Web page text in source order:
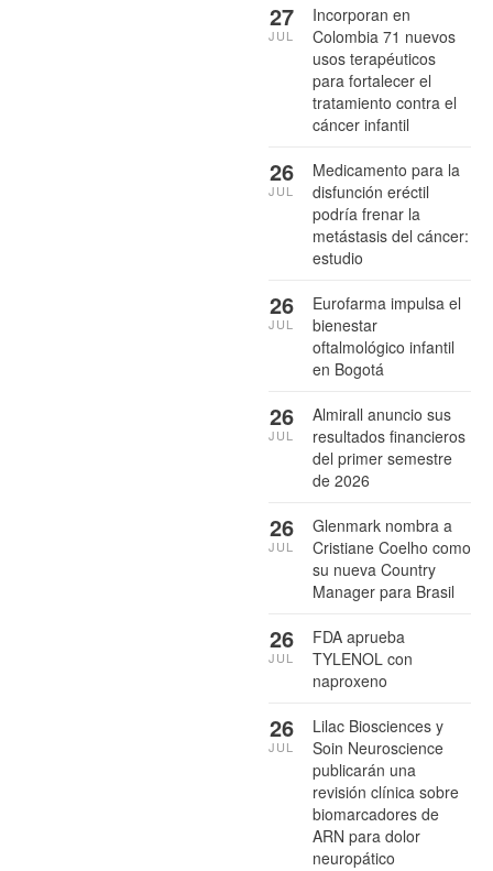
Incorporan en
Colombia 71 nuevos
usos terapéuticos
para fortalecer el
tratamiento contra el
cáncer infantil
27
JUL
Medicamento para la
disfunción eréctil
podría frenar la
metástasis del cáncer:
estudio
26
JUL
Eurofarma impulsa el
bienestar
oftalmológico infantil
en Bogotá
26
JUL
Almirall anuncio sus
resultados financieros
del primer semestre
de 2026
26
JUL
Glenmark nombra a
Cristiane Coelho como
su nueva Country
Manager para Brasil
26
JUL
FDA aprueba
TYLENOL con
naproxeno
26
JUL
Lilac Biosciences y
Soin Neuroscience
publicarán una
revisión clínica sobre
biomarcadores de
ARN para dolor
neuropático
26
JUL